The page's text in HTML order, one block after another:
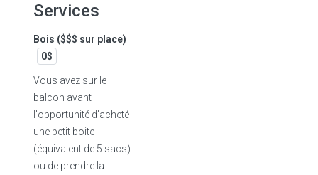
Services
Bois ($$$ sur place)
0$
Vous avez sur le
balcon avant
l'opportunité d'acheté
une petit boite
(équivalent de 5 sacs)
ou de prendre la